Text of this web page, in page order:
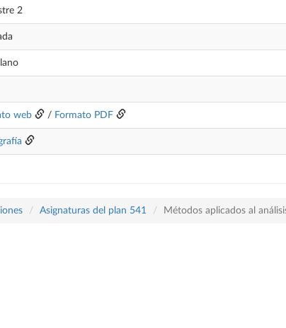
2
web / Formato PDF
Asignaturas del plan 541 Métodos aplicados al